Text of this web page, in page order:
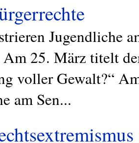
Jugendliche
25. März titelt
voller Gewalt?“
am Sen...